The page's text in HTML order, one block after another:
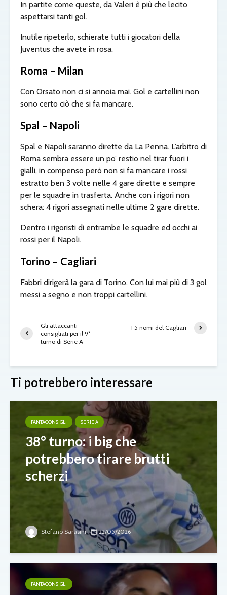
In partite come queste, da Valeri è più che lecito
aspettarsi tanti gol.
Inutile ripeterlo, schierate tutti i giocatori della
Juventus che avete in rosa.
Roma – Milan
Con Orsato non ci si annoia mai. Gol e cartellini non
sono certo ciò che si fa mancare.
Spal – Napoli
Spal e Napoli saranno dirette da La Penna. L’arbitro di
Roma sembra essere un po’ restio nel tirar fuori i
gialli, in compenso però non si fa mancare i rossi
estratto ben 3 volte nelle 4 gare dirette e sempre
per le squadre in trasferta. Anche con i rigori non
schera: 4 rigori assegnati nelle ultime 2 gare dirette.
Dentro i rigoristi di entrambe le squadre ed occhi ai
rossi per il Napoli.
Torino – Cagliari
Fabbri dirigerà la gara di Torino. Con lui mai più di 3 gol
messi a segno e non troppi cartellini.
Gli attaccanti
consigliati per il 9°
turno di Serie A
I 5 nomi del Cagliari
Ti potrebbero interessare
FANTACONSIGLI SERIE A
38° turno: i big che
potrebbero tirare brutti
scherzi
Stefano Sarasini 22/05/2026
FANTACONSIGLI